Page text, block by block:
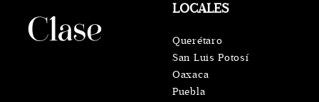
LOCALES
Querétaro
San Luis Potosí
Oaxaca
Puebla